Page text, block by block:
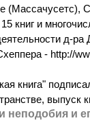
(Массачусетс),
книг и
д-ра
- http://
книга"
выпуск
неподобия и